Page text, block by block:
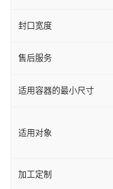
封口宽度
售后服务
适用容器的最小尺寸
适用对象
加工定制